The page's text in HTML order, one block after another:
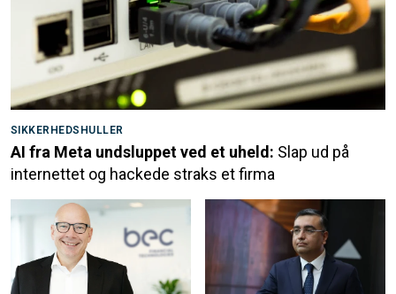
SIKKERHEDSHULLER
AI fra Meta undsluppet ved et uheld: Slap ud på
internettet og hackede straks et firma